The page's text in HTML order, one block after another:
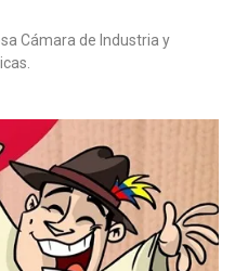
Cámara de Industria y